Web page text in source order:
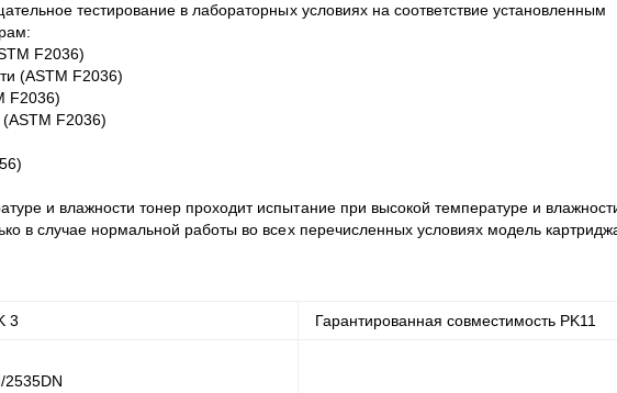
тестирование в лабораторных условиях на соответствие установленным
F2036)
(ASTM F2036)
F2036)
F2036)
и влажности тонер проходит испытание при высокой температуре и
в случае нормальной работы во всех перечисленных условиях модель
3 Гарантированная совместимость PK11
2535DN